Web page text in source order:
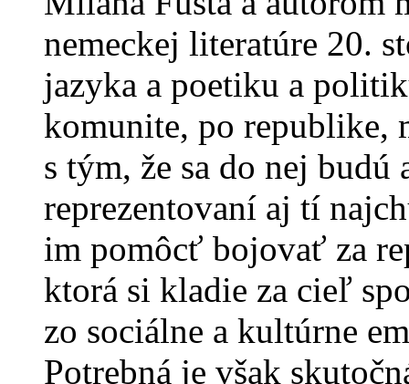
nemeckej literatúre 20.
jazyka a poetiku a
komunite, po republike,
s tým, že sa do nej
reprezentovaní aj tí
im pomôcť bojovať za
ktorá si kladie za cieľ
zo sociálne a kultúrne
Potrebná je však